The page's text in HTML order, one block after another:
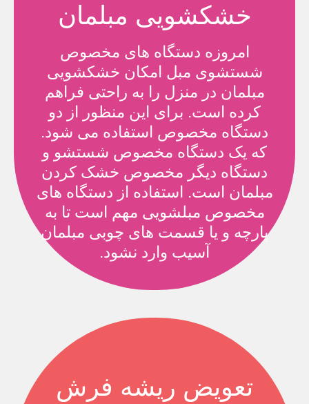
خشکشویی مبلمان
امروزه دستگاه های مخصوص
شستشوی مبل امکان خشکشویی
مبلمان در منزل را به راحتی فراهم
کرده است. برای این منظور از دو
دستگاه مخصوص استفاده می شود.
که یک دستگاه مخصوص شستشو و
دستگاه دیگر مخصوص خشک کردن
مبلمان است. استفاده از دستگاه های
مخصوص مبلشویی مهم است تا به
پارچه و یا قسمت های چوبی مبلمان
آسیب وارد نشود.
تعویض ریشه فرش